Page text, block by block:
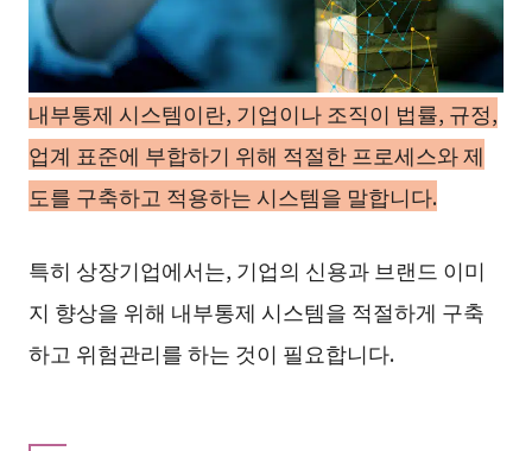
내부통제 시스템이란, 기업이나 조직이 법률, 규정,
업계 표준에 부합하기 위해 적절한 프로세스와 제
도를 구축하고 적용하는 시스템을 말합니다.
특히 상장기업에서는, 기업의 신용과 브랜드 이미
지 향상을 위해 내부통제 시스템을 적절하게 구축
하고 위험관리를 하는 것이 필요합니다.